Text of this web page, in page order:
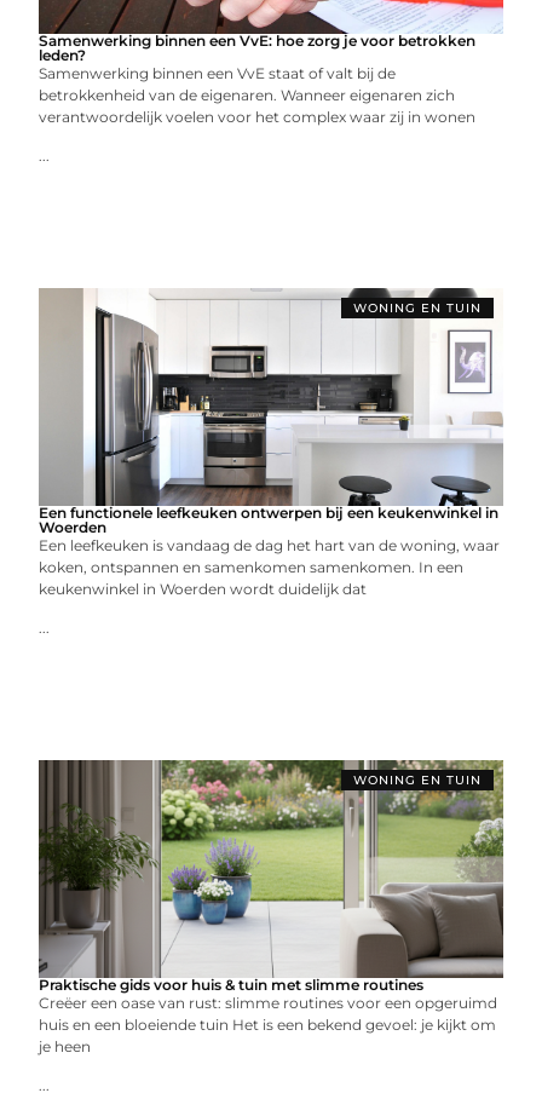
Samenwerking binnen een VvE: hoe zorg je voor betrokken
leden?
Samenwerking binnen een VvE staat of valt bij de
betrokkenheid van de eigenaren. Wanneer eigenaren zich
verantwoordelijk voelen voor het complex waar zij in wonen
...
WONING EN TUIN
Een functionele leefkeuken ontwerpen bij een keukenwinkel in
Woerden
Een leefkeuken is vandaag de dag het hart van de woning, waar
koken, ontspannen en samenkomen samenkomen. In een
keukenwinkel in Woerden wordt duidelijk dat
...
WONING EN TUIN
Praktische gids voor huis & tuin met slimme routines
Creëer een oase van rust: slimme routines voor een opgeruimd
huis en een bloeiende tuin Het is een bekend gevoel: je kijkt om
je heen
...